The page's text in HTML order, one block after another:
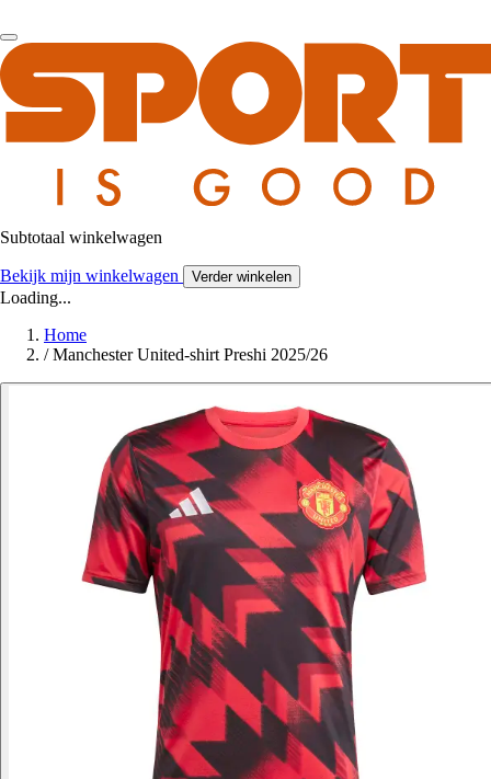
Subtotaal winkelwagen
Bekijk mijn winkelwagen Verder winkelen
Loading...
Home
/ Manchester United-shirt Preshi 2025/26